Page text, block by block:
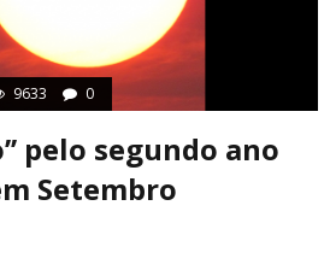
9633 0
pelo segundo ano
Setembro